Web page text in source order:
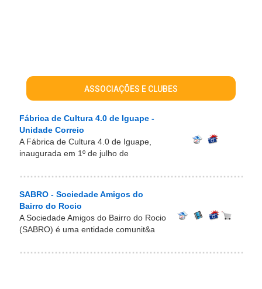
ASSOCIAÇÕES E CLUBES
Fábrica de Cultura 4.0 de Iguape -
Unidade Correio
A Fábrica de Cultura 4.0 de Iguape,
inaugurada em 1º de julho de
SABRO - Sociedade Amigos do
Bairro do Rocio
A Sociedade Amigos do Bairro do Rocio
(SABRO) é uma entidade comunit&a